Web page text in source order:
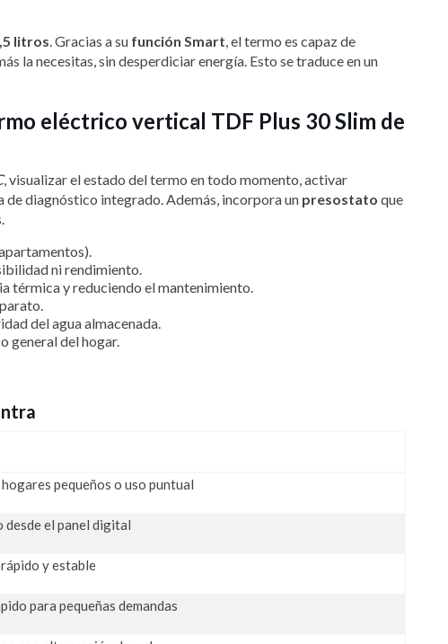
litros. Gracias a su función Smart, el termo es capaz de
la necesitas, sin desperdiciar energía. Esto se traduce en un
eléctrico vertical TDF Plus 30 Slim de
, visualizar el estado del termo en todo momento, activar
diagnóstico integrado. Además, incorpora un presostato que
ni rendimiento.
térmica y reduciendo el mantenimiento.
del agua almacenada.
general del hogar.
pequeños o uso puntual
el panel digital
y estable
para pequeñas demandas